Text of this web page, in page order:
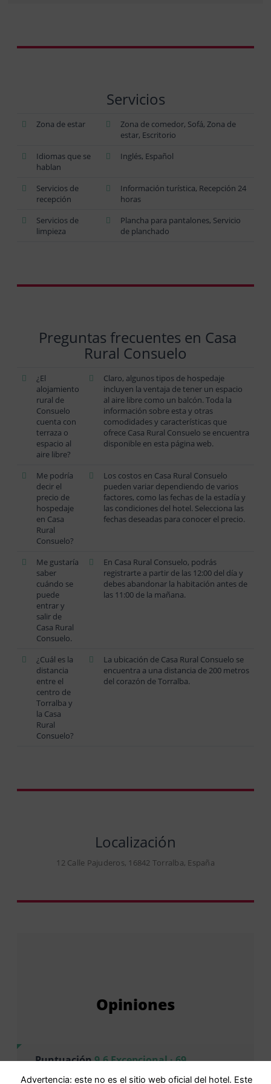
Servicios
Zona de estar
Zona de comedor, Sofá, Zona de
estar, Escritorio
Idiomas que se
hablan
Inglés, Español
Servicios de
recepción
Información turística, Recepción 24
horas
Servicios de
limpieza
Plancha para pantalones, Servicio
de planchado
Preguntas frecuentes en Casa
Rural Consuelo
¿El
alojamiento
rural de
Consuelo
cuenta con
terraza o
espacio al
aire libre?
Claro, algunos tipos de hospedaje
incluyen la ventaja de tener un espacio
al aire libre como un balcón. Toda la
información sobre esta y otras
comodidades y características que
ofrece Casa Rural Consuelo se encuentra
disponible en esta página web.
Me podría
decir el
precio de
hospedaje
en Casa
Rural
Consuelo?
Los costos en Casa Rural Consuelo
pueden variar dependiendo de varios
factores, como las fechas de la estadía y
las condiciones del hotel. Selecciona las
fechas deseadas para conocer el precio.
Me gustaría
saber
cuándo se
puede
entrar y
salir de
Casa Rural
Consuelo.
En Casa Rural Consuelo, podrás
registrarte a partir de las 12:00 del día y
debes abandonar la habitación antes de
las 11:00 de la mañana.
¿Cuál es la
distancia
entre el
centro de
Torralba y
la Casa
Rural
Consuelo?
La ubicación de Casa Rural Consuelo se
encuentra a una distancia de 200 metros
del corazón de Torralba.
Localización
12 Calle Pajuderos, 16842 Torralba, España
Opiniones
Puntuación9,6 Excepcional · 69
comentarios
Advertencia: este no es el sitio web oficial del hotel. Este